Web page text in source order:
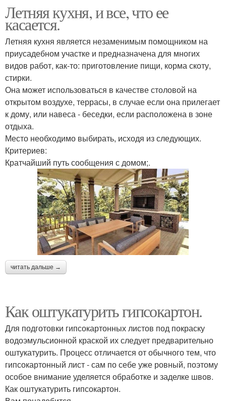
Летняя кухня, и все, что ее
касается.
Летняя кухня является незаменимым помощником на
приусадебном участке и предназначена для многих
видов работ, как-то: приготовление пищи, корма скоту,
стирки.
Она может использоваться в качестве столовой на
открытом воздухе, террасы, в случае если она прилегает
к дому, или навеса - беседки, если расположена в зоне
отдыха.
Место необходимо выбирать, исходя из следующих.
Критериев:
Кратчайший путь сообщения с домом;.
читать дальше →
Как оштукатурить гипсокартон.
Для подготовки гипсокартонных листов под покраску
водоэмульсионной краской их следует предварительно
оштукатурить. Процесс отличается от обычного тем, что
гипсокартонный лист - сам по себе уже ровный, поэтому
особое внимание уделяется обработке и заделке швов.
Как оштукатурить гипсокартон.